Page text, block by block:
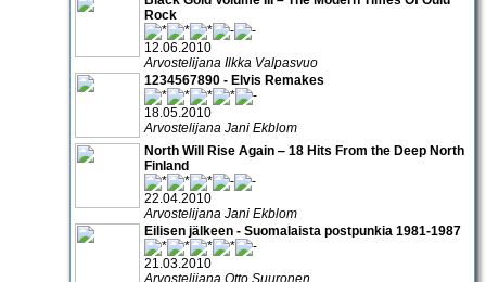
Rock
12.06.2010
Arvostelijana Ilkka Valpasvuo
1234567890 - Elvis Remakes
18.05.2010
Arvostelijana Jani Ekblom
North Will Rise Again ‒ 18 Hits From the Deep North
Finland
22.04.2010
Arvostelijana Jani Ekblom
Eilisen jälkeen - Suomalaista postpunkia 1981-1987
21.03.2010
Arvostelijana Otto Suuronen